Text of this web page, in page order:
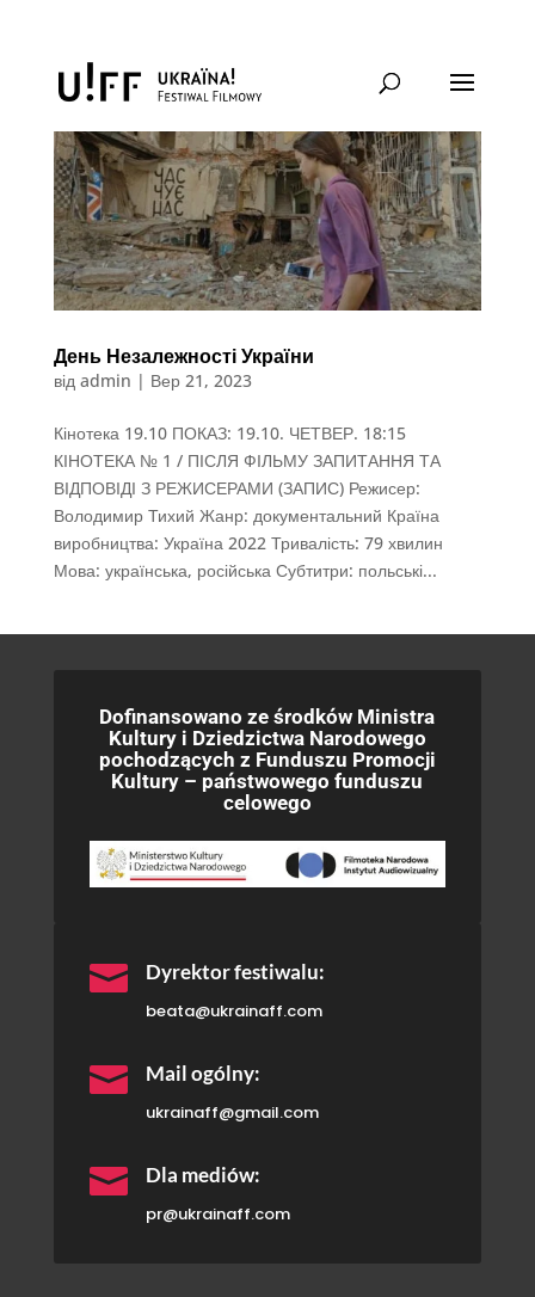
День Незалежності України
від admin | Вер 21, 2023
Кінотека 19.10 ПОКАЗ: 19.10. ЧЕТВЕР. 18:15
КІНОТЕКА № 1 / ПІСЛЯ ФІЛЬМУ ЗАПИТАННЯ ТА
ВІДПОВІДІ З РЕЖИСЕРАМИ (ЗАПИС) Режисер:
Володимир Тихий Жанр: документальний Країна
виробництва: Україна 2022 Тривалість: 79 хвилин
Мова: українська, російська Субтитри: польські...
Dofinansowano ze środków Ministra
Kultury i Dziedzictwa Narodowego
pochodzących z Funduszu Promocji
Kultury – państwowego funduszu
celowego
 Dyrektor festiwalu:
beata@ukrainaff.com
 Mail ogólny:
ukrainaff@gmail.com
 Dla mediów:
pr@ukrainaff.com